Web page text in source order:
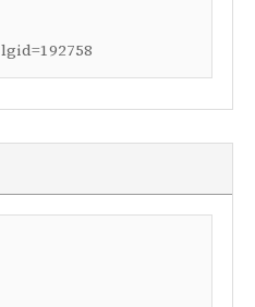
lgid=192758